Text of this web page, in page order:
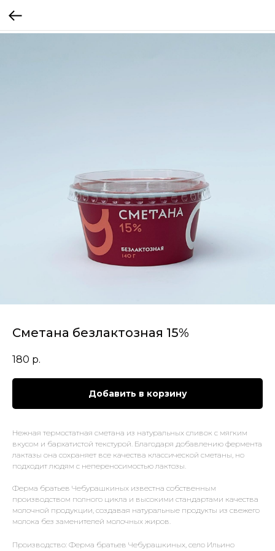
Сметана безлактозная 15%
180 р.
Добавить в корзину
Нежная термостатная сметана из натуральных сливок с мягким
вкусом и бархатистой текстурой. Благодаря добавлению фермента
лактазы она сохраняет все качества классической сметаны, но
подходит людям с непереносимостью лактозы.
Ферма братьев Чебурашкиных известна собственным
производством полного цикла и высокими стандартами качества
молочной продукции, создавая натуральные продукты из свежего
молока без заменителей молочных жиров.
Производство: Ферма братьев Чебурашкиных, село Ильино